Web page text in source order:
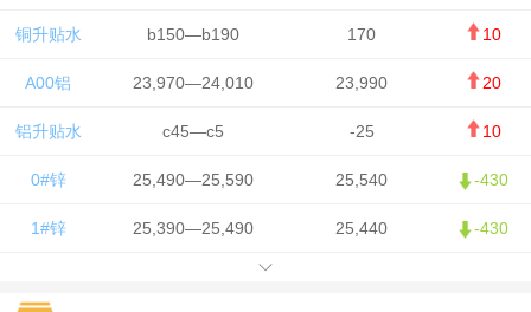
铜升贴水 b150—b190 170 10
A00铝 23,970—24,010 23,990 20
铝升贴水 c45—c5 -25 10
0#锌 25,490—25,590 25,540 -430
1#锌 25,390—25,490 25,440 -430